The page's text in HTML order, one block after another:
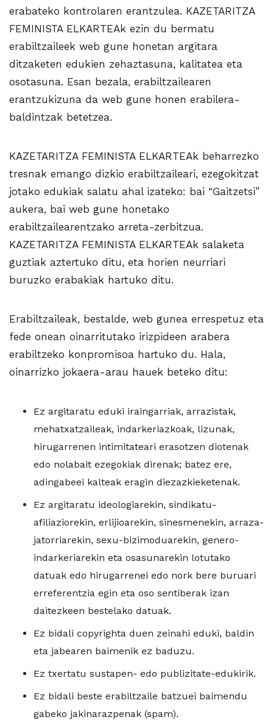
erabateko kontrolaren erantzulea. KAZETARITZA
FEMINISTA ELKARTEAk ezin du bermatu
erabiltzaileek web gune honetan argitara
ditzaketen edukien zehaztasuna, kalitatea eta
osotasuna. Esan bezala, erabiltzailearen
erantzukizuna da web gune honen erabilera-
baldintzak betetzea.
KAZETARITZA FEMINISTA ELKARTEAk beharrezko
tresnak emango dizkio erabiltzaileari, ezegokitzat
jotako edukiak salatu ahal izateko: bai “Gaitzetsi”
aukera, bai web gune honetako
erabiltzailearentzako arreta-zerbitzua.
KAZETARITZA FEMINISTA ELKARTEAk salaketa
guztiak aztertuko ditu, eta horien neurriari
buruzko erabakiak hartuko ditu.
Erabiltzaileak, bestalde, web gunea errespetuz eta
fede onean oinarritutako irizpideen arabera
erabiltzeko konpromisoa hartuko du. Hala,
oinarrizko jokaera-arau hauek beteko ditu:
Ez argitaratu eduki iraingarriak, arrazistak,
mehatxatzaileak, indarkeriazkoak, lizunak,
hirugarrenen intimitateari erasotzen diotenak
edo nolabait ezegokiak direnak; batez ere,
adingabeei kalteak eragin diezazkieketenak.
Ez argitaratu ideologiarekin, sindikatu-
afiliaziorekin, erlijioarekin, sinesmenekin, arraza-
jatorriarekin, sexu-bizimoduarekin, genero-
indarkeriarekin eta osasunarekin lotutako
datuak edo hirugarrenei edo nork bere buruari
erreferentzia egin eta oso sentiberak izan
daitezkeen bestelako datuak.
Ez bidali copyrighta duen zeinahi eduki, baldin
eta jabearen baimenik ez baduzu.
Ez txertatu sustapen- edo publizitate-edukirik.
Ez bidali beste erabiltzaile batzuei baimendu
gabeko jakinarazpenak (spam).